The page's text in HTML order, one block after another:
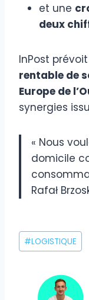
et une
deux
InPost
rentable de
Europe de
synergies
« Nous
domicile
Rafał
Étiquettes
de
publication :
#LOGISTIQUE